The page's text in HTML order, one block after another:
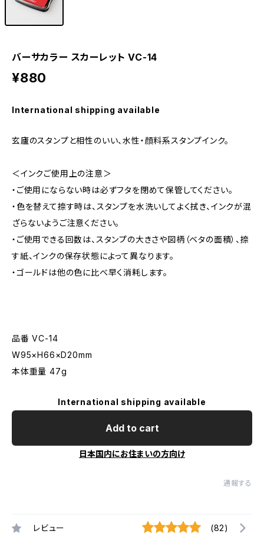
バーサカラー スカーレット VC-14
¥880
International shipping available
玄廬のスタンプと相性のいい、水性・顔料系スタンプインク。
＜インクご使用上の注意＞
・ご使用にならない時は必ずフタを閉めて保管してください。
・色を替えて捺す時は、スタンプを水洗いしてよく拭き、インクが混
ざらないようご注意ください。
・ご使用できる回数は、スタンプの大きさや図柄（ベタの面積）、捺
す紙、インクの保存状態によって異なります。
・ゴールドは他の色に比べ早く消耗します。
品番 VC-14
W95×H66×D20mm
本体重量 47g
International shipping available
Add to cart
日本国内にお住まいの方向け
通報する
レビュー (82)